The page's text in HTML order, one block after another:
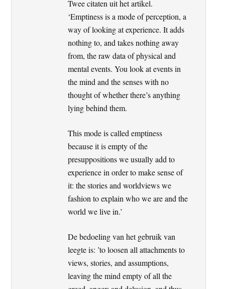
Twee citaten uit het artikel.
‘Emptiness is a mode of perception, a
way of looking at experience. It adds
nothing to, and takes nothing away
from, the raw data of physical and
mental events. You look at events in
the mind and the senses with no
thought of whether there’s anything
lying behind them.
This mode is called emptiness
because it is empty of the
presuppositions we usually add to
experience in order to make sense of
it: the stories and worldviews we
fashion to explain who we are and the
world we live in.’
De bedoeling van het gebruik van
leegte is: ’to loosen all attachments to
views, stories, and assumptions,
leaving the mind empty of all the